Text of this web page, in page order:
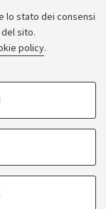
lo stato dei consensi
sito.
policy.
- Università di
PI: 01131710376 -